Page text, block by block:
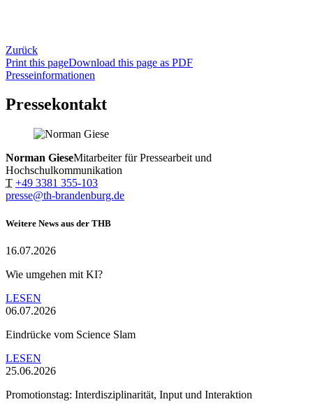
Zurück
Print this pageDownload this page as PDF
Presseinformationen
Pressekontakt
Norman GieseMitarbeiter für Pressearbeit und
Hochschulkommunikation
T +49 3381 355-103
presse@th-brandenburg.de
Weitere News aus der THB
16.07.2026
Wie umgehen mit KI?
LESEN
06.07.2026
Eindrücke vom Science Slam
LESEN
25.06.2026
Promotionstag: Interdisziplinarität, Input und Interaktion